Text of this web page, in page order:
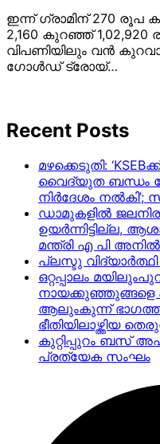
ഇന്ന് ഗ്രാമിന് 270
2,160 കുറഞ്ഞ്
വിപണിയിലും വൻ
ഗോൾഡ് ട്രോയ്…
Recent Posts
മഴക്കെടുതി:
വൈദ്യുത ബന്ധം
നിർ​ദേശം
ഡാമുകളില്‍
ഉയര്‍ന്നിട്ടില്ല,
മന്ത്രി എ പി
പ്ലസ്ടു വിദ്യാർത്ഥി
ഒറ്റപ്പാലം
നായക്കുഞ്ഞുങ്ങളെ
ആലുംകുന്ന്
ഭീതിയിലാഴ്ത്തിയ
കുറ്റിപ്പുറം ബസ്
പ്രത്യേക സംഘം